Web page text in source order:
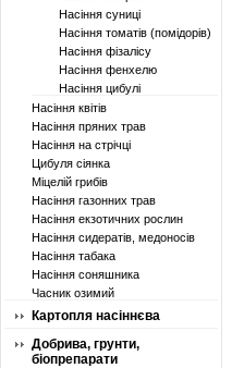
Насіння суниці
Насіння томатів (помідорів)
Насіння фізалісу
Насіння фенхелю
Насіння цибулі
Насіння квітів
Насіння пряних трав
Насіння на стрічці
Цибуля сіянка
Міцелій грибів
Насіння газонних трав
Насіння екзотичних рослин
Насіння сидератів, медоносів
Насіння табака
Насіння соняшника
Часник озимий
Картопля насіннєва
Добрива, грунти,
біопрепарати